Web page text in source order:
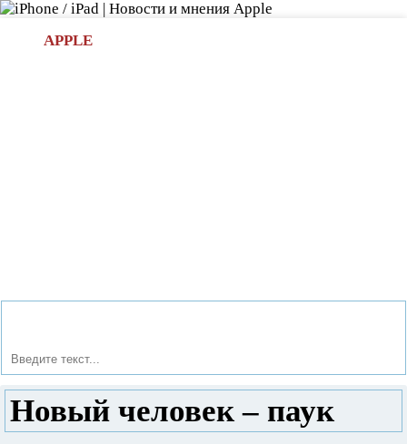
APPLE
Новый человек – паук